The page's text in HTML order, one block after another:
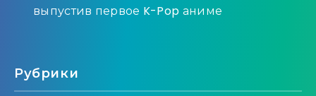
выпустив первое K-Pop аниме
Рубрики